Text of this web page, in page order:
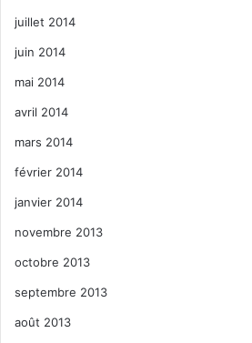
juillet 2014
juin 2014
mai 2014
avril 2014
mars 2014
février 2014
janvier 2014
novembre 2013
octobre 2013
septembre 2013
août 2013